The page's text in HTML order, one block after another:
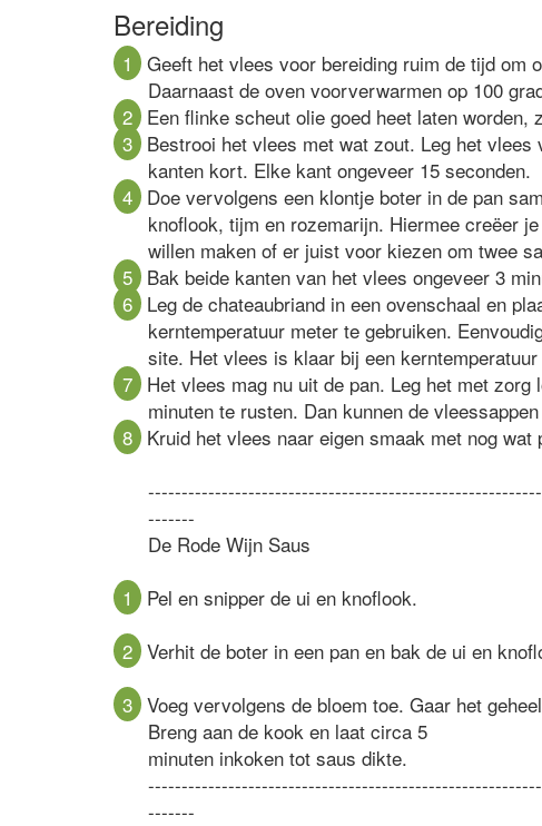
Bereiding
1
Geeft het vlees voor bereiding ruim de tijd om
Daarnaast de oven voorverwarmen op 100
2 Een flinke scheut olie goed heet laten
3 Bestrooi het vlees met wat zout. Leg het
kanten kort. Elke kant ongeveer 15 seconden.
4 Doe vervolgens een klontje boter in de pan
knoflook, tijm en rozemarijn. Hiermee creëer
willen maken of er juist voor kiezen om twee
5 Bak beide kanten van het vlees ongeveer 3
6 Leg de chateaubriand in een ovenschaal en
kerntemperatuur meter te gebruiken.
site. Het vlees is klaar bij een
7 Het vlees mag nu uit de pan. Leg het met
minuten te rusten. Dan kunnen de
8 Kruid het vlees naar eigen smaak met nog wat
-------
De Rode Wijn Saus
1
Pel en snipper de ui en knoflook.
2 Verhit de boter in een pan en bak de ui en
3 Voeg vervolgens de bloem toe. Gaar het
Breng aan de kook en laat circa 5
minuten inkoken tot saus dikte.
-------